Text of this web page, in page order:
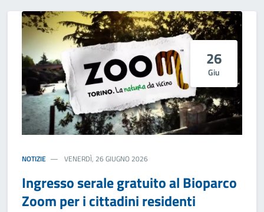
26
Giu
NOTIZIE VENERDÌ, 26 GIUGNO 2026
Ingresso serale gratuito al Bioparco
Zoom per i cittadini residenti